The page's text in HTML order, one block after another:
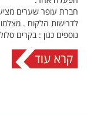
לדרישות הלקוח .
נוספים כגון : בקרים